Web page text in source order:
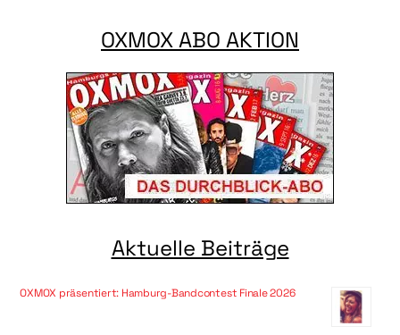
OXMOX ABO AKTION
Aktuelle Beiträge
OXMOX präsentiert: Hamburg-Bandcontest Finale 2026